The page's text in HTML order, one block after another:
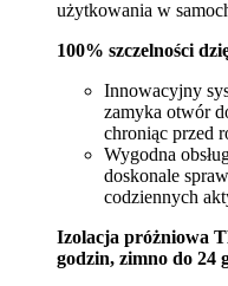
użytkowania w
100% szczelności
Innowacyjny
zamyka otwór
chroniąc przed
Wygodna
doskonale
codziennych
Izolacja próżniowa
godzin, zimno do 24